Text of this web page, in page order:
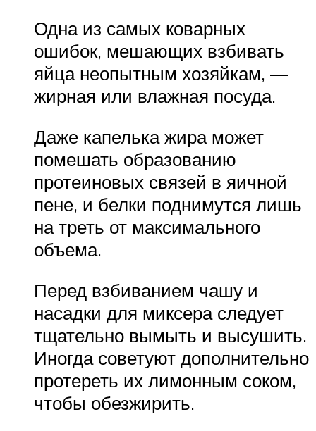
Одна из самых коварных
ошибок, мешающих взбивать
яйца неопытным хозяйкам, —
жирная или влажная посуда.
Даже капелька жира может
помешать образованию
протеиновых связей в яичной
пене, и белки поднимутся лишь
на треть от максимального
объема.
Перед взбиванием чашу и
насадки для миксера следует
тщательно вымыть и высушить.
Иногда советуют дополнительно
протереть их лимонным соком,
чтобы обезжирить.